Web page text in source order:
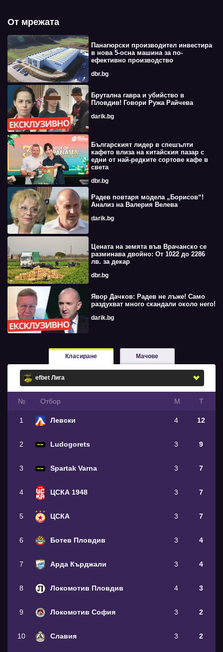
От мрежата
Панагюрски производител инвестира
в нова 5-осна машина за по-
ефективно производство
dbr.bg
Брутална гавра и убийство в
Пловдив! Говори Ружа Райчева
darik.bg
Българският лидер в спешълти
кафето влиза на китайския пазар с
едни от най-редките сортове кафе в
света
dbr.bg
Радев повтаря модела „Борисов“!
Анализ на Валерия Велева
darik.bg
Цената на земята във Врачанско се
разминава двойно: От 1022 до 2286
лв. за декар
dbr.bg
Явор Дачков: Радев не лъже! Само
раздухват много скандали около него!
darik.bg
Класиране Мачове
№ Oтбор М Т
1 Левски 4 12
2 Ludogorets 3 9
3 Spartak Varna 3 7
4 ЦСКА 1948 3 7
5 ЦСКА 3 7
6 Ботев Пловдив 3 4
7 Арда Кърджали 3 4
8 Локомотив Пловдив 4 3
9 Локомотив София 3 2
10 Славия 3 2